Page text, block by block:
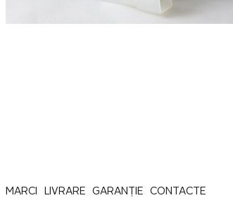
MARCI LIVRARE GARANȚIE CONTACTE